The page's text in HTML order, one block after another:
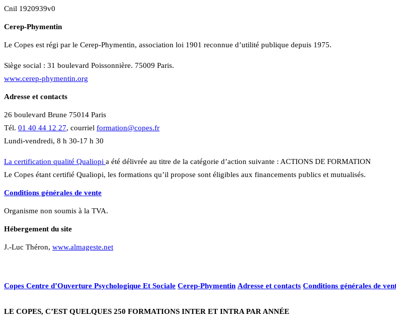
Cnil 1920939v0
Cerep-Phymentin
Le Copes est régi par le Cerep-Phymentin, association loi 1901 reconnue d’utilité publique depuis 1975.
Siège social : 31 boulevard Poissonnière. 75009 Paris.
www.cerep-phymentin.org
Adresse et contacts
26 boulevard Brune 75014 Paris
Tél. 01 40 44 12 27, courriel formation@copes.fr
Lundi-vendredi, 8 h 30-17 h 30
La certification qualité Qualiopi a été délivrée au titre de la catégorie d’action suivante : ACTIONS DE FORMATION
Le Copes étant certifié Qualiopi, les formations qu’il propose sont éligibles aux financements publics et mutualisés.
Conditions générales de vente
Organisme non soumis à la TVA.
Hébergement du site
J.-Luc Théron, www.almageste.net
Copes Centre d’Ouverture Psychologique Et Sociale Cerep-Phymentin Adresse et contacts Conditions générales de
LE COPES, C’EST QUELQUES 250 FORMATIONS INTER ET INTRA PAR ANNÉE